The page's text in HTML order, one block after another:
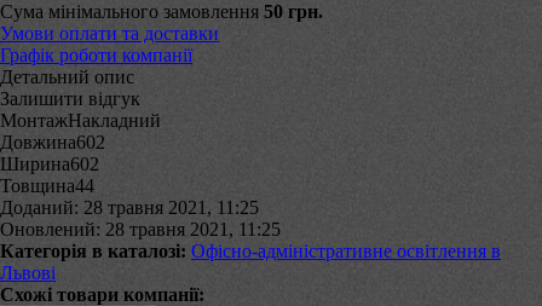
Сума мінімального замовлення 50 грн.
Умови оплати та доставки
Графік роботи компанії
Детальний опис
Залишити відгук
МонтажНакладний
Довжина602
Ширина602
Товщина44
Доданий: 28 травня 2021, 11:25
Оновлений: 28 травня 2021, 11:25
Категорія в каталозі: Офісно-адміністративне освітлення в
Львові
Схожі товари компанії: